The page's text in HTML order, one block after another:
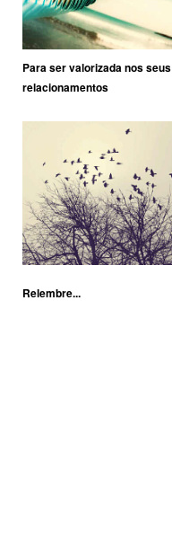
Para ser valorizada nos seus
relacionamentos
Relembre...